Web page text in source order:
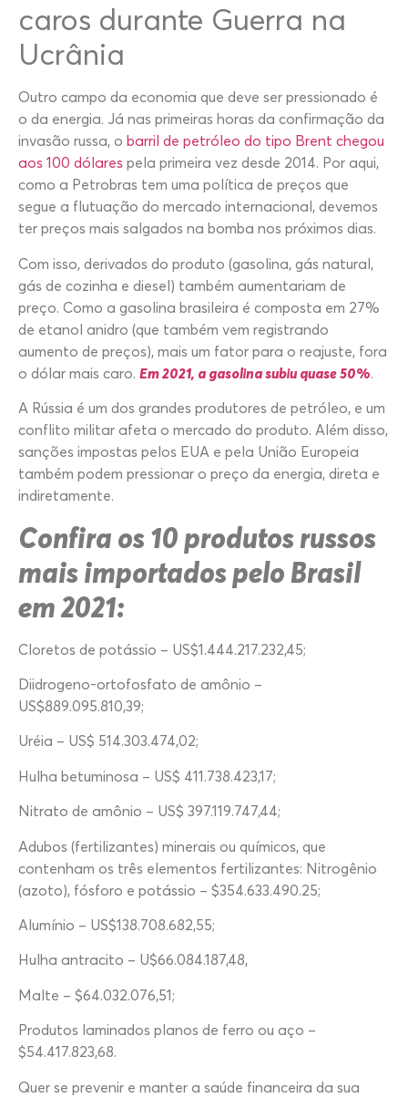
caros durante Guerra na
Ucrânia
Outro campo da economia que deve ser pressionado é
o da energia. Já nas primeiras horas da confirmação da
invasão russa, o barril de petróleo do tipo Brent chegou
aos 100 dólares pela primeira vez desde 2014. Por aqui,
como a Petrobras tem uma política de preços que
segue a flutuação do mercado internacional, devemos
ter preços mais salgados na bomba nos próximos dias.
Com isso, derivados do produto (gasolina, gás natural,
gás de cozinha e diesel) também aumentariam de
preço. Como a gasolina brasileira é composta em 27%
de etanol anidro (que também vem registrando
aumento de preços), mais um fator para o reajuste, fora
o dólar mais caro. Em 2021, a gasolina subiu quase 50%.
A Rússia é um dos grandes produtores de petróleo, e um
conflito militar afeta o mercado do produto. Além disso,
sanções impostas pelos EUA e pela União Europeia
também podem pressionar o preço da energia, direta e
indiretamente.
Confira os 10 produtos russos
mais importados pelo Brasil
em 2021:
Cloretos de potássio – US$1.444.217.232,45;
Diidrogeno-ortofosfato de amônio –
US$889.095.810,39;
Uréia – US$ 514.303.474,02;
Hulha betuminosa – US$ 411.738.423,17;
Nitrato de amônio – US$ 397.119.747,44;
Adubos (fertilizantes) minerais ou químicos, que
contenham os três elementos fertilizantes: Nitrogênio
(azoto), fósforo e potássio – $354.633.490.25;
Alumínio – US$138.708.682,55;
Hulha antracito – U$66.084.187,48,
Malte – $64.032.076,51;
Produtos laminados planos de ferro ou aço –
$54.417.823,68.
Quer se prevenir e manter a saúde financeira da sua